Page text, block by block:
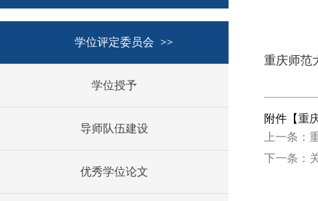
学位评定委员会
学位授予
导师队伍建设
优秀学位论文
重庆师范
附件【重
上一条：
下一条：